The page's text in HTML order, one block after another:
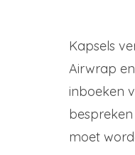
Kapsels
Airwrap
inboeken
moet